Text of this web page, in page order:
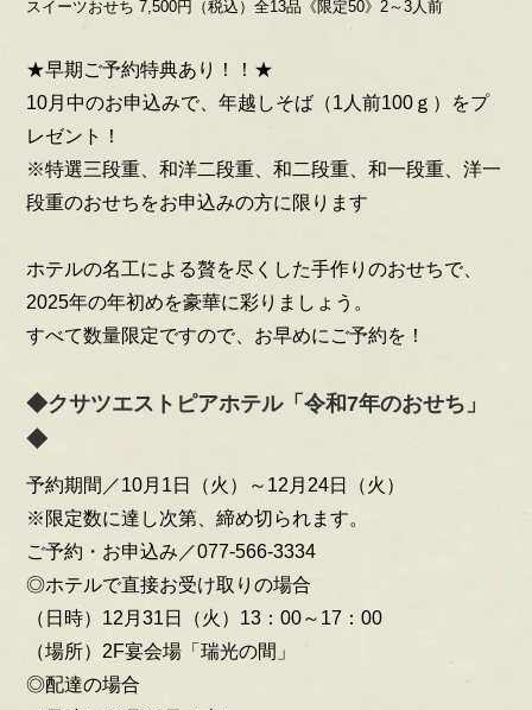
スイーツおせち 7,500円（税込）全13品《限定50》2～3人前
★早期ご予約特典あり！！★
10月中のお申込みで、年越しそば（1人前100ｇ）をプ
レゼント！
※特選三段重、和洋二段重、和二段重、和一段重、洋一
段重のおせちをお申込みの方に限ります
ホテルの名工による贅を尽くした手作りのおせちで、
2025年の年初めを豪華に彩りましょう。
すべて数量限定ですので、お早めにご予約を！
◆クサツエストピアホテル「令和7年のおせち」
◆
予約期間／10月1日（火）～12月24日（火）
※限定数に達し次第、締め切られます。
ご予約・お申込み／077-566-3334
◎ホテルで直接お受け取りの場合
（日時）12月31日（火）13：00～17：00
（場所）2F宴会場「瑞光の間」
◎配達の場合